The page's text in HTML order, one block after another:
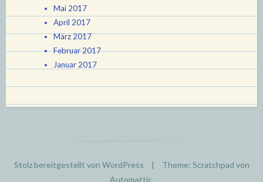
Mai 2017
April 2017
März 2017
Februar 2017
Januar 2017
Stolz bereitgestellt von WordPress |
Theme: Scratchpad von
Automattic.